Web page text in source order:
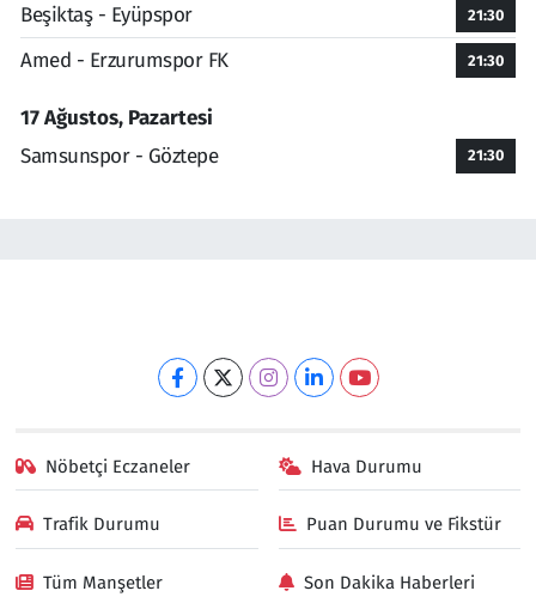
Beşiktaş - Eyüpspor 21:30
Amed - Erzurumspor FK 21:30
17 Ağustos, Pazartesi
Samsunspor - Göztepe
21:30
Nöbetçi Eczaneler Hava Durumu
Trafik Durumu Puan Durumu ve Fikstür
Tüm Manşetler Son Dakika Haberleri